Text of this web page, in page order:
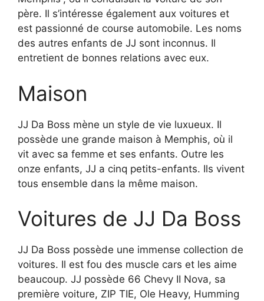
père. Il s’intéresse également aux voitures et
est passionné de course automobile. Les noms
des autres enfants de JJ sont inconnus. Il
entretient de bonnes relations avec eux.
Maison
JJ Da Boss mène un style de vie luxueux. Il
possède une grande maison à Memphis, où il
vit avec sa femme et ses enfants. Outre les
onze enfants, JJ a cinq petits-enfants. Ils vivent
tous ensemble dans la même maison.
Voitures de JJ Da Boss
JJ Da Boss possède une immense collection de
voitures. Il est fou des muscle cars et les aime
beaucoup. JJ possède 66 Chevy II Nova, sa
première voiture, ZIP TIE, Ole Heavy, Humming